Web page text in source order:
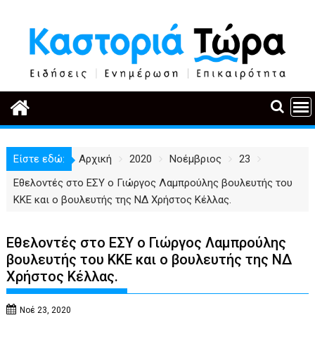
περιεχόμενο
Είστε εδώ: Αρχική 2020 Νοέμβριος
23
Εθελοντές στο ΕΣΥ ο Γιώργος Λαμπρούλης βουλευτής του
ΚΚΕ και ο βουλευτής της ΝΔ Χρήστος Κέλλας.
Εθελοντές στο ΕΣΥ ο Γιώργος Λαμπρούλης
βουλευτής του ΚΚΕ και ο βουλευτής της ΝΔ
Χρήστος Κέλλας.
Νοέ 23, 2020